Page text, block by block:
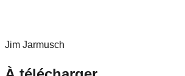
Jim Jarmusch